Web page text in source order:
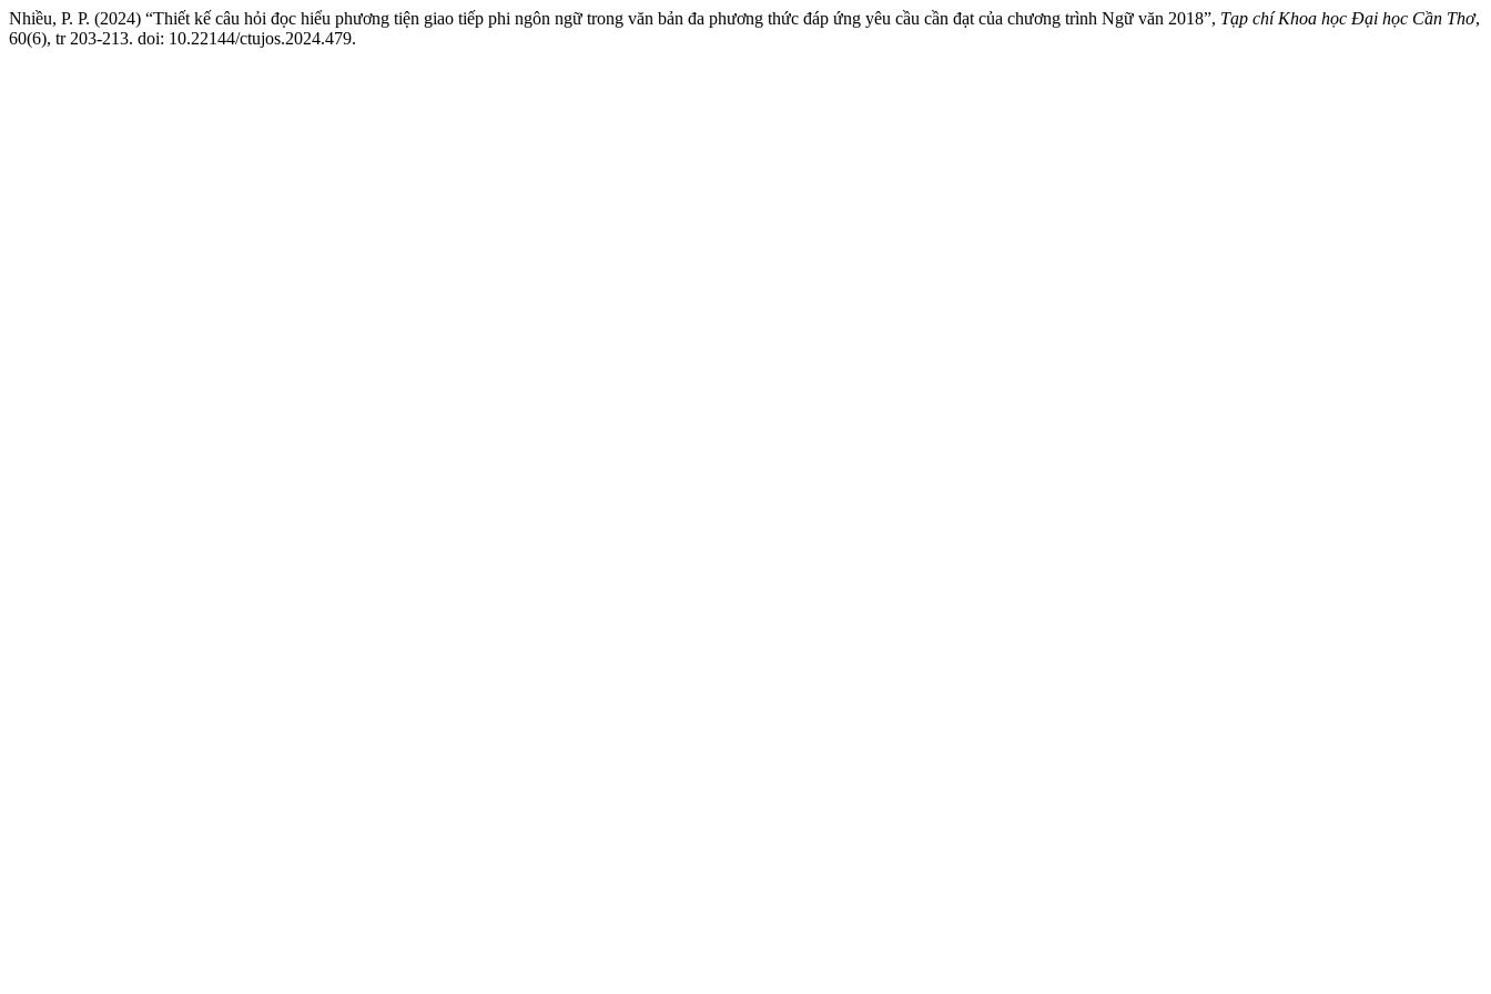
Nhiều, P. P. (2024) “Thiết kế câu hỏi đọc hiểu phương tiện giao tiếp phi ngôn ngữ trong văn bản đa phương thức đáp ứng yêu cầu cần đạt của chương trình Ngữ văn 2018”, Tạp chí Khoa học Đại học Cần Thơ,
60(6), tr 203-213. doi: 10.22144/ctujos.2024.479.